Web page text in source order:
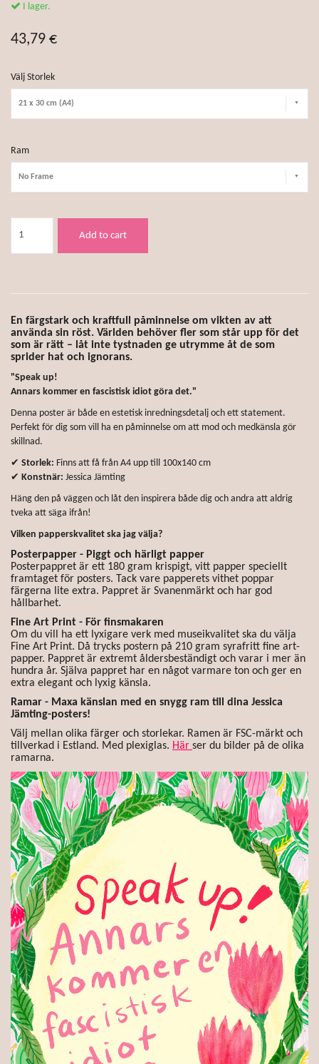
I lager.
43,79 €
Välj Storlek
21 x 30 cm (A4)
Ram
No Frame
Add to cart
En färgstark och kraftfull påminnelse om vikten av att
använda sin röst. Världen behöver fler som står upp för det
som är rätt – låt inte tystnaden ge utrymme åt de som
sprider hat och ignorans.
"Speak up!
Annars kommer en fascistisk idiot göra det."
Denna poster är både en estetisk inredningsdetalj och ett statement.
Perfekt för dig som vill ha en påminnelse om att mod och medkänsla gör
skillnad.
✔ Storlek: Finns att få från A4 upp till 100x140 cm
✔ Konstnär: Jessica Jämting
Häng den på väggen och låt den inspirera både dig och andra att aldrig
tveka att säga ifrån!
Vilken papperskvalitet ska jag välja?
Posterpapper - Piggt och härligt papper
Posterpappret är ett 180 gram krispigt, vitt papper speciellt
framtaget för posters. Tack vare papperets vithet poppar
färgerna lite extra. Pappret är Svanenmärkt och har god
hållbarhet.
Fine Art Print - För finsmakaren
Om du vill ha ett lyxigare verk med museikvalitet ska du välja
Fine Art Print. Då trycks postern på 210 gram syrafritt fine art-
papper. Pappret är extremt åldersbeständigt och varar i mer än
hundra år. Själva pappret har en något varmare ton och ger en
extra elegant och lyxig känsla.
Ramar - Maxa känslan med en snygg ram till dina Jessica
Jämting-posters!
Välj mellan olika färger och storlekar. Ramen är FSC-märkt och
tillverkad i Estland. Med plexiglas. Här ser du bilder på de olika
ramarna.